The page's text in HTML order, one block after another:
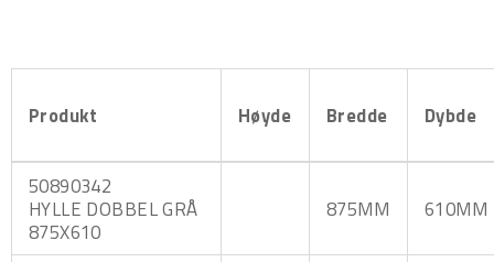
Produkt Høyde Bredde Dybde
50890342
HYLLE DOBBEL GRÅ
875X610
875MM 610MM